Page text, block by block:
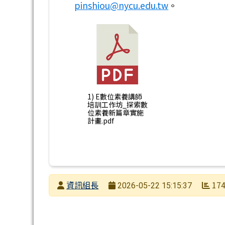
pinshiou@nycu.edu.tw 。
1) E數位素養講師
培訓工作坊_探索數
位素養新篇章實施
計畫.pdf
發布者資訊組長
2026-05-22 15:15:37